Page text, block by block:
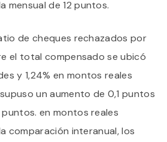
mensual de 12 puntos.
de cheques rechazados por
el total compensado se ubicó
y 1,24% en montos reales
un aumento de 0,1 puntos
en montos reales
comparación interanual, los